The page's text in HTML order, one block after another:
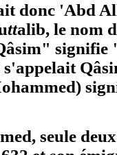
donc 'Abd
ttalib, le nom
signifie
seule